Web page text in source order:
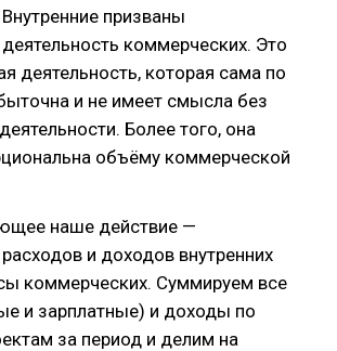
призваны
коммерческих. Это
деятельность, которая сама по
и не имеет смысла без
Более того, она
объёму коммерческой
наше действие —
и доходов внутренних
коммерческих. Суммируем все
и зарплатные) и доходы по
за период и делим на